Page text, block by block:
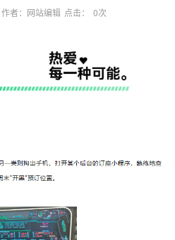
作者：网站编辑 点击： 0次